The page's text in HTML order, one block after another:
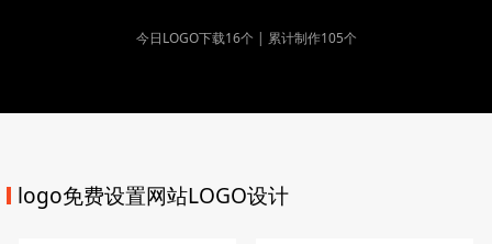
今日LOGO下载16个 | 累计制作105个
logo免费设置网站LOGO设计